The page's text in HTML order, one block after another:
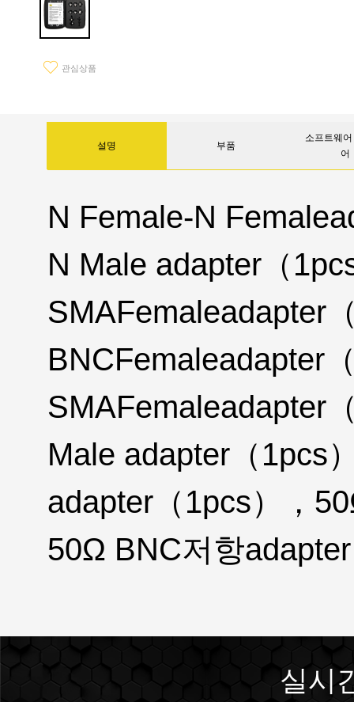
관심상품
설명 부품
소프트웨
어
N Female-N
N Male adapter（
SMAFemaleadapter
BNCFemaleadapter
SMAFemaleadapter
Male adapter（1pcs
adapter（1pcs），
50Ω BNC저항
실시